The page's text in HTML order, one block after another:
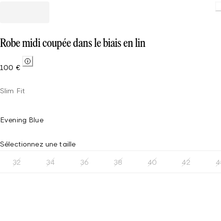
Robe midi coupée dans le biais en lin
100 €
Slim Fit
Evening Blue
Sélectionnez une taille
32 34 36 38 40 42